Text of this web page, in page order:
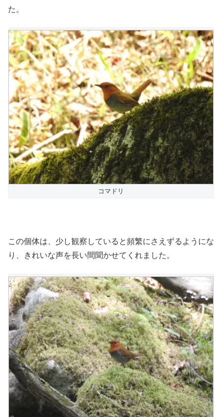
た。
コマドリ
この個体は、少し観察していると頻繁にさえずるようにな
り、きれいな声を長い間聞かせてくれました。